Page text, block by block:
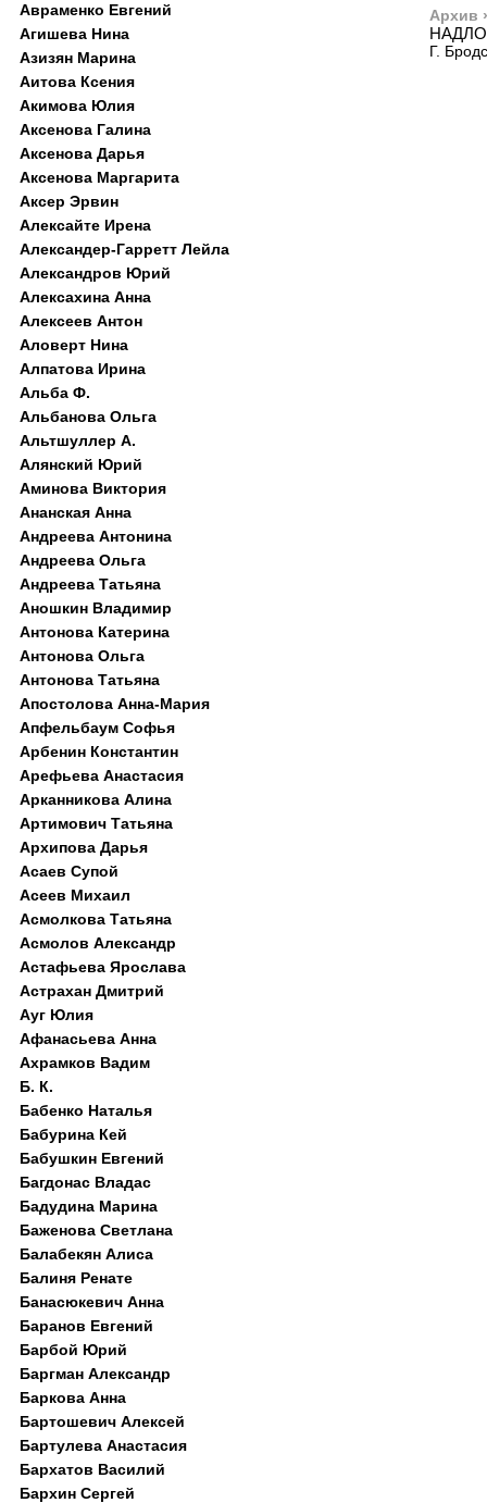
Архив
Г.
Авраменко Евгений
Агишева Нина
Азизян Марина
Аитова Ксения
Акимова Юлия
Аксенова Галина
Аксенова Дарья
Аксенова Маргарита
Аксер Эрвин
Алексайте Ирена
Александер-Гарретт Лейла
Александров Юрий
Алексахина Анна
Алексеев Антон
Аловерт Нина
Алпатова Ирина
Альба Ф.
Альбанова Ольга
Альтшуллер А.
Алянский Юрий
Аминова Виктория
Ананская Анна
Андреева Антонина
Андреева Ольга
Андреева Татьяна
Аношкин Владимир
Антонова Катерина
Антонова Ольга
Антонова Татьяна
Апостолова Анна-Мария
Апфельбаум Софья
Арбенин Константин
Арефьева Анастасия
Арканникова Алина
Артимович Татьяна
Архипова Дарья
Асаев Супой
Асеев Михаил
Асмолкова Татьяна
Асмолов Александр
Астафьева Ярослава
Астрахан Дмитрий
Ауг Юлия
Афанасьева Анна
Ахрамков Вадим
Б. К.
Бабенко Наталья
Бабурина Кей
Бабушкин Евгений
Багдонас Владас
Бадудина Марина
Баженова Светлана
Балабекян Алиса
Балиня Ренате
Банасюкевич Анна
Баранов Евгений
Барбой Юрий
Баргман Александр
Баркова Анна
Бартошевич Алексей
Бартулева Анастасия
Бархатов Василий
Бархин Сергей